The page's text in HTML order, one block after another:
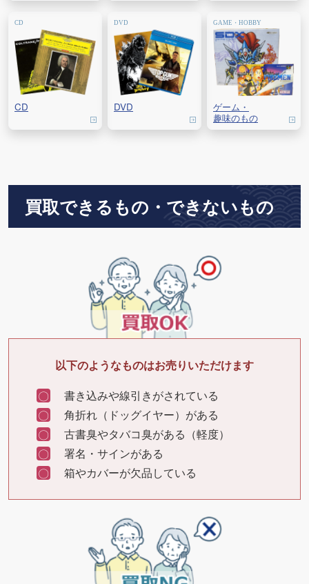
CD DVD
ゲーム・
趣味のもの
買取できるもの・できないもの
以下のようなものはお売りいただけます
書き込みや線引きがされている
角折れ（ドッグイヤー）がある
古書臭やタバコ臭がある（軽度）
署名・サインがある
箱やカバーが欠品している